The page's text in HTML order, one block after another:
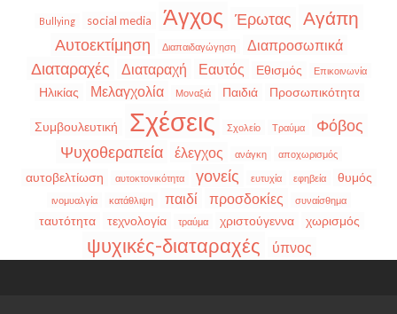
Bullying social media Άγχος Έρωτας Αγάπη
Αυτοεκτίμηση Διαπαιδαγώγηση Διαπροσωπικά
Διαταραχές Διαταραχή Εαυτός Εθισμός Επικοινωνία
Ηλικίας Μελαγχολία Μοναξιά Παιδιά Προσωπικότητα
Συμβουλευτική Σχέσεις Σχολείο Τραύμα
Φόβος
Ψυχοθεραπεία
έλεγχος ανάγκη αποχωρισμός
αυτοβελτίωση αυτοκτονικότητα γονείς ευτυχία εφηβεία θυμός
ινομυαλγία κατάθλιψη παιδί προσδοκίες συναίσθημα
ταυτότητα τεχνολογία τραύμα χριστούγεννα χωρισμός
ψυχικές-διαταραχές ύπνος